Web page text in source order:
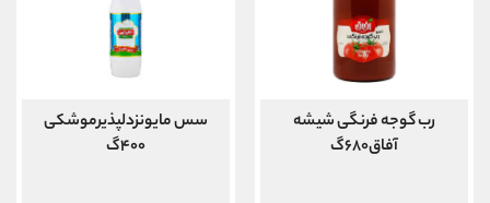
رب گوجه فرنگی شیشه
آفاق۶۸۰گ
سس مایونزدلپذیرموشکی
۴۰۰گ